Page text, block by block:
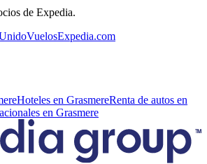
de Expedia.
VuelosExpedia.com
Hoteles en GrasmereRenta de autos en
en Grasmere